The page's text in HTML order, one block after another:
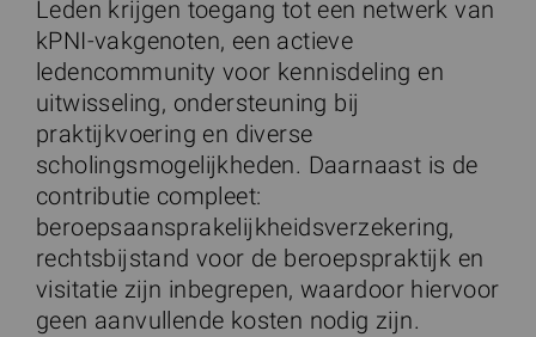
Leden krijgen toegang tot een netwerk van
kPNI-vakgenoten, een actieve
ledencommunity voor kennisdeling en
uitwisseling, ondersteuning bij
praktijkvoering en diverse
scholingsmogelijkheden. Daarnaast is de
contributie compleet:
beroepsaansprakelijkheidsverzekering,
rechtsbijstand voor de beroepspraktijk en
visitatie zijn inbegrepen, waardoor hiervoor
geen aanvullende kosten nodig zijn.